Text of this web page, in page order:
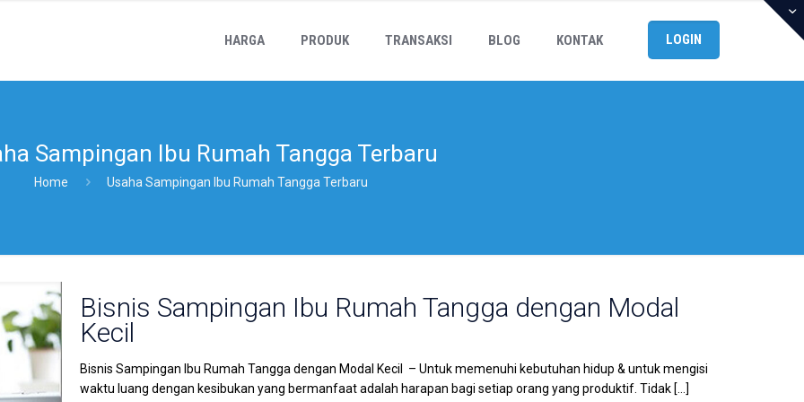
HARGA PRODUK TRANSAKSI BLOG KONTAK LOGIN
Sampingan Ibu Rumah Tangga Terbaru
Home Usaha Sampingan Ibu Rumah Tangga Terbaru
Bisnis Sampingan Ibu Rumah Tangga dengan Modal
Kecil
Bisnis Sampingan Ibu Rumah Tangga dengan Modal Kecil – Untuk memenuhi kebutuhan hidup & untuk mengisi
waktu luang dengan kesibukan yang bermanfaat adalah harapan bagi setiap orang yang produktif. Tidak[…]